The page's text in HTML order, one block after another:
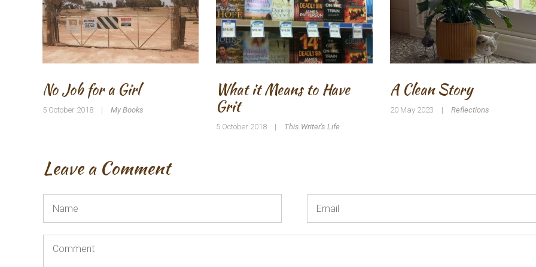
No Job for a Girl
5 October 2018 | My Books
What it Means to Have
Grit
5 October 2018 | This Writer's Life
A Clean Story
20 May 2023 | Reflections
Leave a Comment